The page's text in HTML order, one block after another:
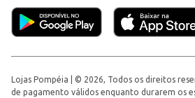
Lojas Pompéia | © 2026, Todos os direitos
de pagamento válidos enquanto durarem os